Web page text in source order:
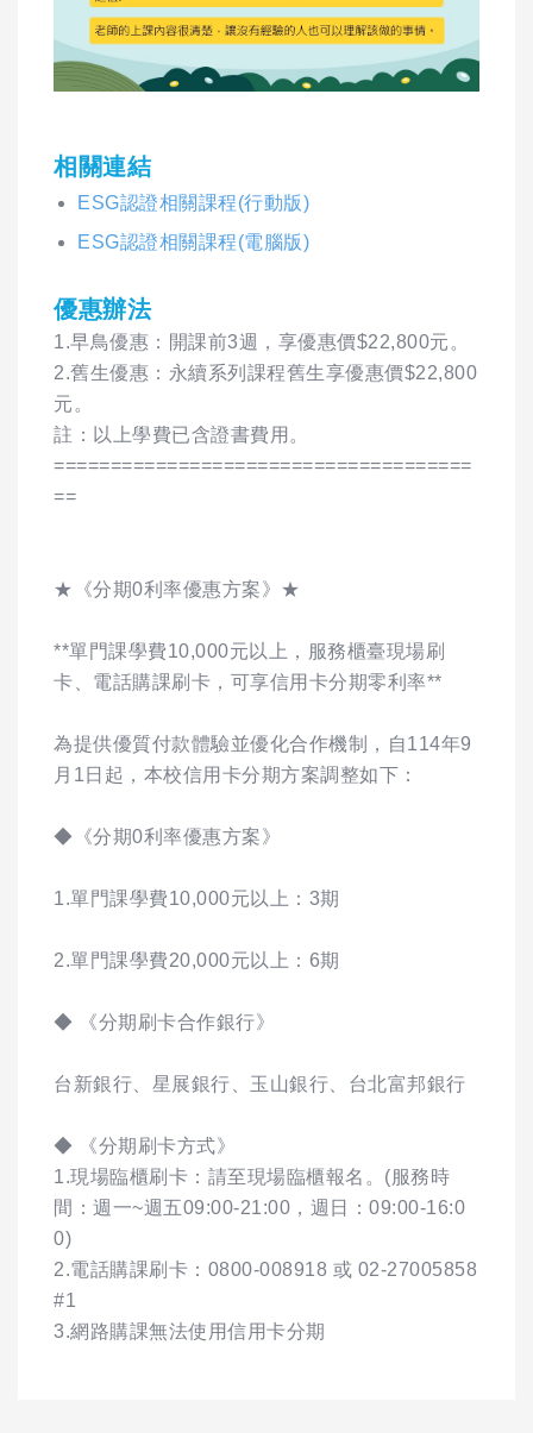
相關連結
ESG認證相關課程(行動版)
ESG認證相關課程(電腦版)
優惠辦法
1.早鳥優惠：開課前3週，享優惠價$22,800元。
2.舊生優惠：永續系列課程舊生享優惠價$22,800
元。
註：以上學費已含證書費用。
=====================================
==
★《分期0利率優惠方案》★
**單門課學費10,000元以上，服務櫃臺現場刷
卡、電話購課刷卡，可享信用卡分期零利率**
為提供優質付款體驗並優化合作機制，自114年9
月1日起，本校信用卡分期方案調整如下：
◆《分期0利率優惠方案》
1.單門課學費10,000元以上：3期
2.單門課學費20,000元以上：6期
◆ 《分期刷卡合作銀行》
台新銀行、星展銀行、玉山銀行、台北富邦銀行
◆ 《分期刷卡方式》
1.現場臨櫃刷卡：請至現場臨櫃報名。(服務時
間：週一~週五09:00-21:00，週日：09:00-16:0
0)
2.電話購課刷卡：0800-008918 或 02-27005858
#1
3.網路購課無法使用信用卡分期